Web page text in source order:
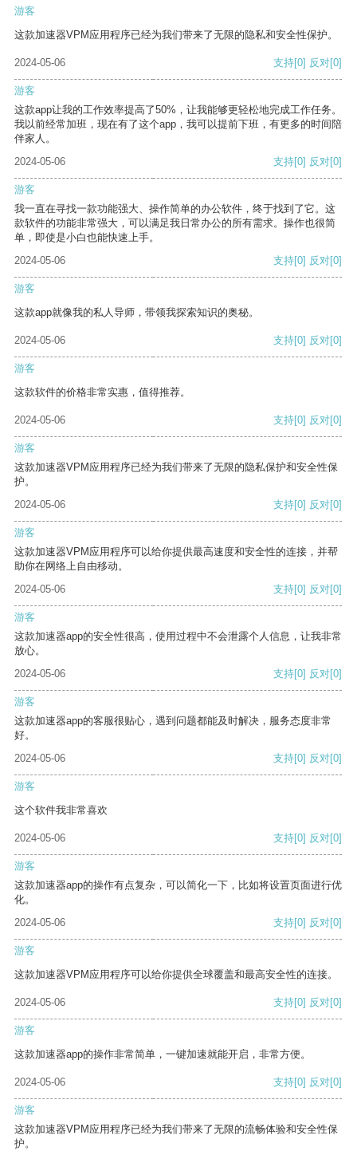
游客
这款加速器VPM应用程序已经为我们带来了无限的隐私和安全性保护。
2024-05-06 支持[0] 反对[0]
游客
这款app让我的工作效率提高了50%，让我能够更轻松地完成工作任务。
我以前经常加班，现在有了这个app，我可以提前下班，有更多的时间陪
伴家人。
2024-05-06
支持[0] 反对[0]
游客
我一直在寻找一款功能强大、操作简单的办公软件，终于找到了它。这
款软件的功能非常强大，可以满足我日常办公的所有需求。操作也很简
单，即使是小白也能快速上手。
2024-05-06
支持[0] 反对[0]
游客
这款app就像我的私人导师，带领我探索知识的奥秘。
2024-05-06 支持[0] 反对[0]
游客
这款软件的价格非常实惠，值得推荐。
2024-05-06 支持[0] 反对[0]
游客
这款加速器VPM应用程序已经为我们带来了无限的隐私保护和安全性保
护。
2024-05-06
支持[0] 反对[0]
游客
这款加速器VPM应用程序可以给你提供最高速度和安全性的连接，并帮
助你在网络上自由移动。
2024-05-06
支持[0] 反对[0]
游客
这款加速器app的安全性很高，使用过程中不会泄露个人信息，让我非常
放心。
2024-05-06
支持[0] 反对[0]
游客
这款加速器app的客服很贴心，遇到问题都能及时解决，服务态度非常
好。
2024-05-06
支持[0] 反对[0]
游客
这个软件我非常喜欢
2024-05-06 支持[0] 反对[0]
游客
这款加速器app的操作有点复杂，可以简化一下，比如将设置页面进行优
化。
2024-05-06
支持[0] 反对[0]
游客
这款加速器VPM应用程序可以给你提供全球覆盖和最高安全性的连接。
2024-05-06 支持[0] 反对[0]
游客
这款加速器app的操作非常简单，一键加速就能开启，非常方便。
2024-05-06 支持[0] 反对[0]
游客
这款加速器VPM应用程序已经为我们带来了无限的流畅体验和安全性保
护。